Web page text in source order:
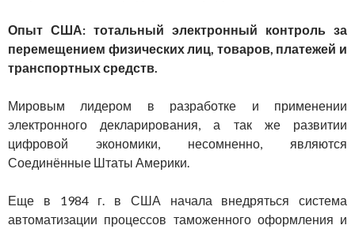
Опыт США: тотальный электронный контроль за
перемещением физических лиц, товаров, платежей и
транспортных средств.
Мировым лидером в разработке и применении
электронного декларирования, а так же развитии
цифровой экономики, несомненно, являются
Соединённые Штаты Америки.
Еще в 1984 г. в США начала внедряться система
автоматизации процессов таможенного оформления и